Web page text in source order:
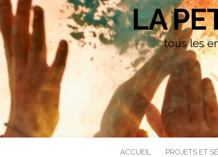
LA
tous les
ACCUEIL PROJETS ET